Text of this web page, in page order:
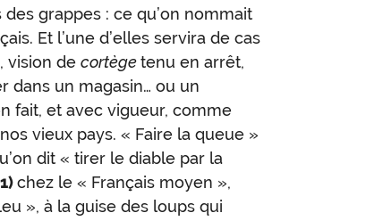
grappes : ce qu’on nommait
Et l’une d’elles servira de cas
vision decortègetenu en arrêt,
dans un magasin… ou un
fait, et avec vigueur, comme
vieux pays. « Faire la queue »
dit « tirer le diable par la
chez le « Français moyen »,
», à la guise des loups qui